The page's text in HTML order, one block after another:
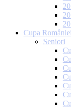
Cupa României
Seniori